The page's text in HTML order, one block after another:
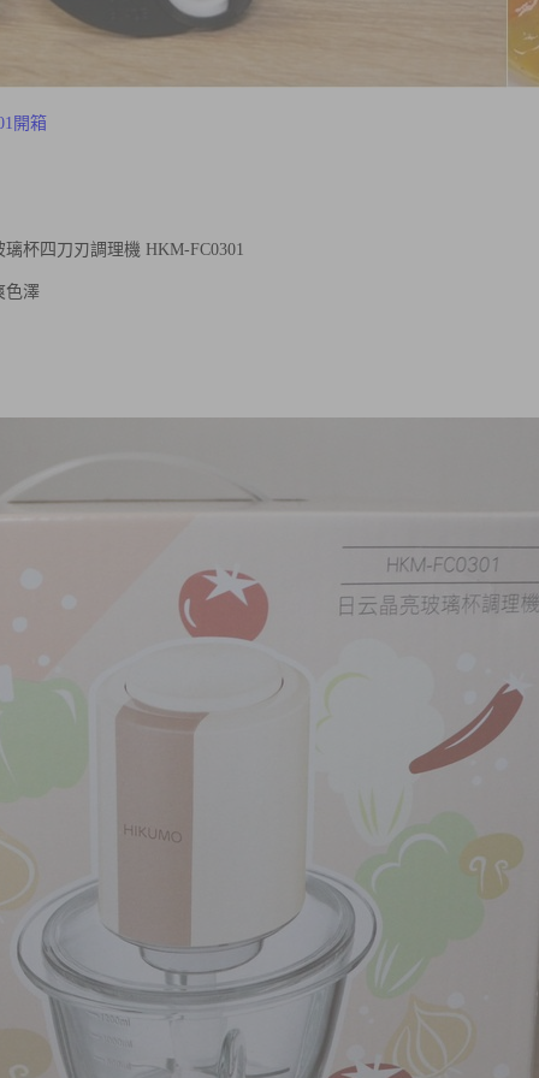
開箱
杯四刀刃調理機 HKM-FC0301
色澤